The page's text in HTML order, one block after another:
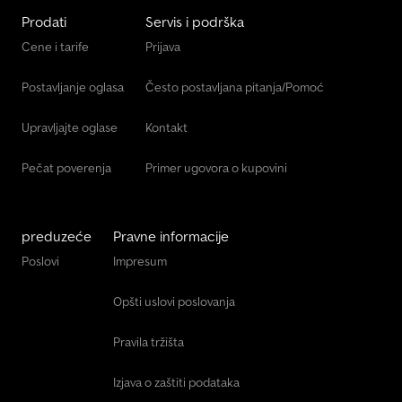
Prodati
Cene i tarife
Postavljanje oglasa
Upravljajte oglase
Pečat poverenja
Servis i podrška
Prijava
Često postavljana pitanja/Pomoć
Kontakt
Primer ugovora o kupovini
preduzeće
Poslovi
Pravne informacije
Impresum
Opšti uslovi poslovanja
Pravila tržišta
Izjava o zaštiti podataka